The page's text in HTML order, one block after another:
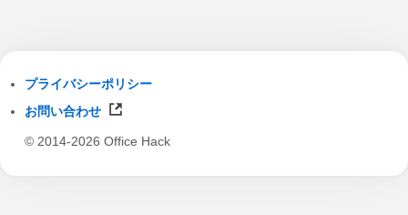
プライバシーポリシー
お問い合わせ
© 2014-2026 Office Hack